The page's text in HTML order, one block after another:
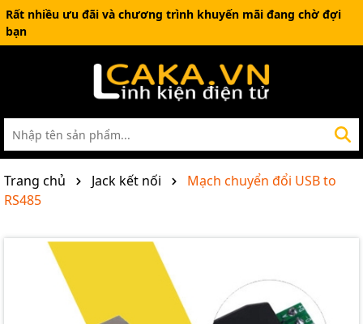
Rất nhiều ưu đãi và chương trình khuyến mãi đang chờ đợi
bạn
Trang chủ Jack kết nối
Mạch chuyển đổi USB to
RS485